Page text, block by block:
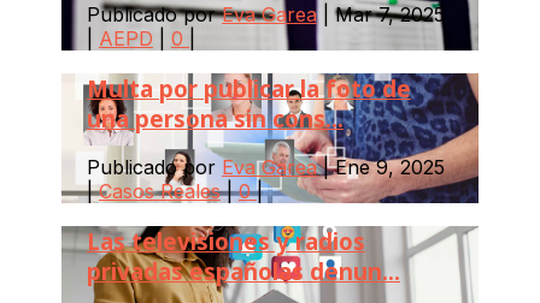
Publicado porEva Garea|Mar 7, 2025
AEPD 0
Multa por publicar la foto de
una persona sin cons...
Publicado por Eva Garea|Ene 9, 2025
|Casos Reales|0|
Las televisiones y radios
privadas españolas denun...